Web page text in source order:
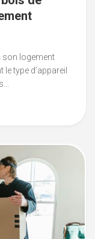
son logement
type d’appareil